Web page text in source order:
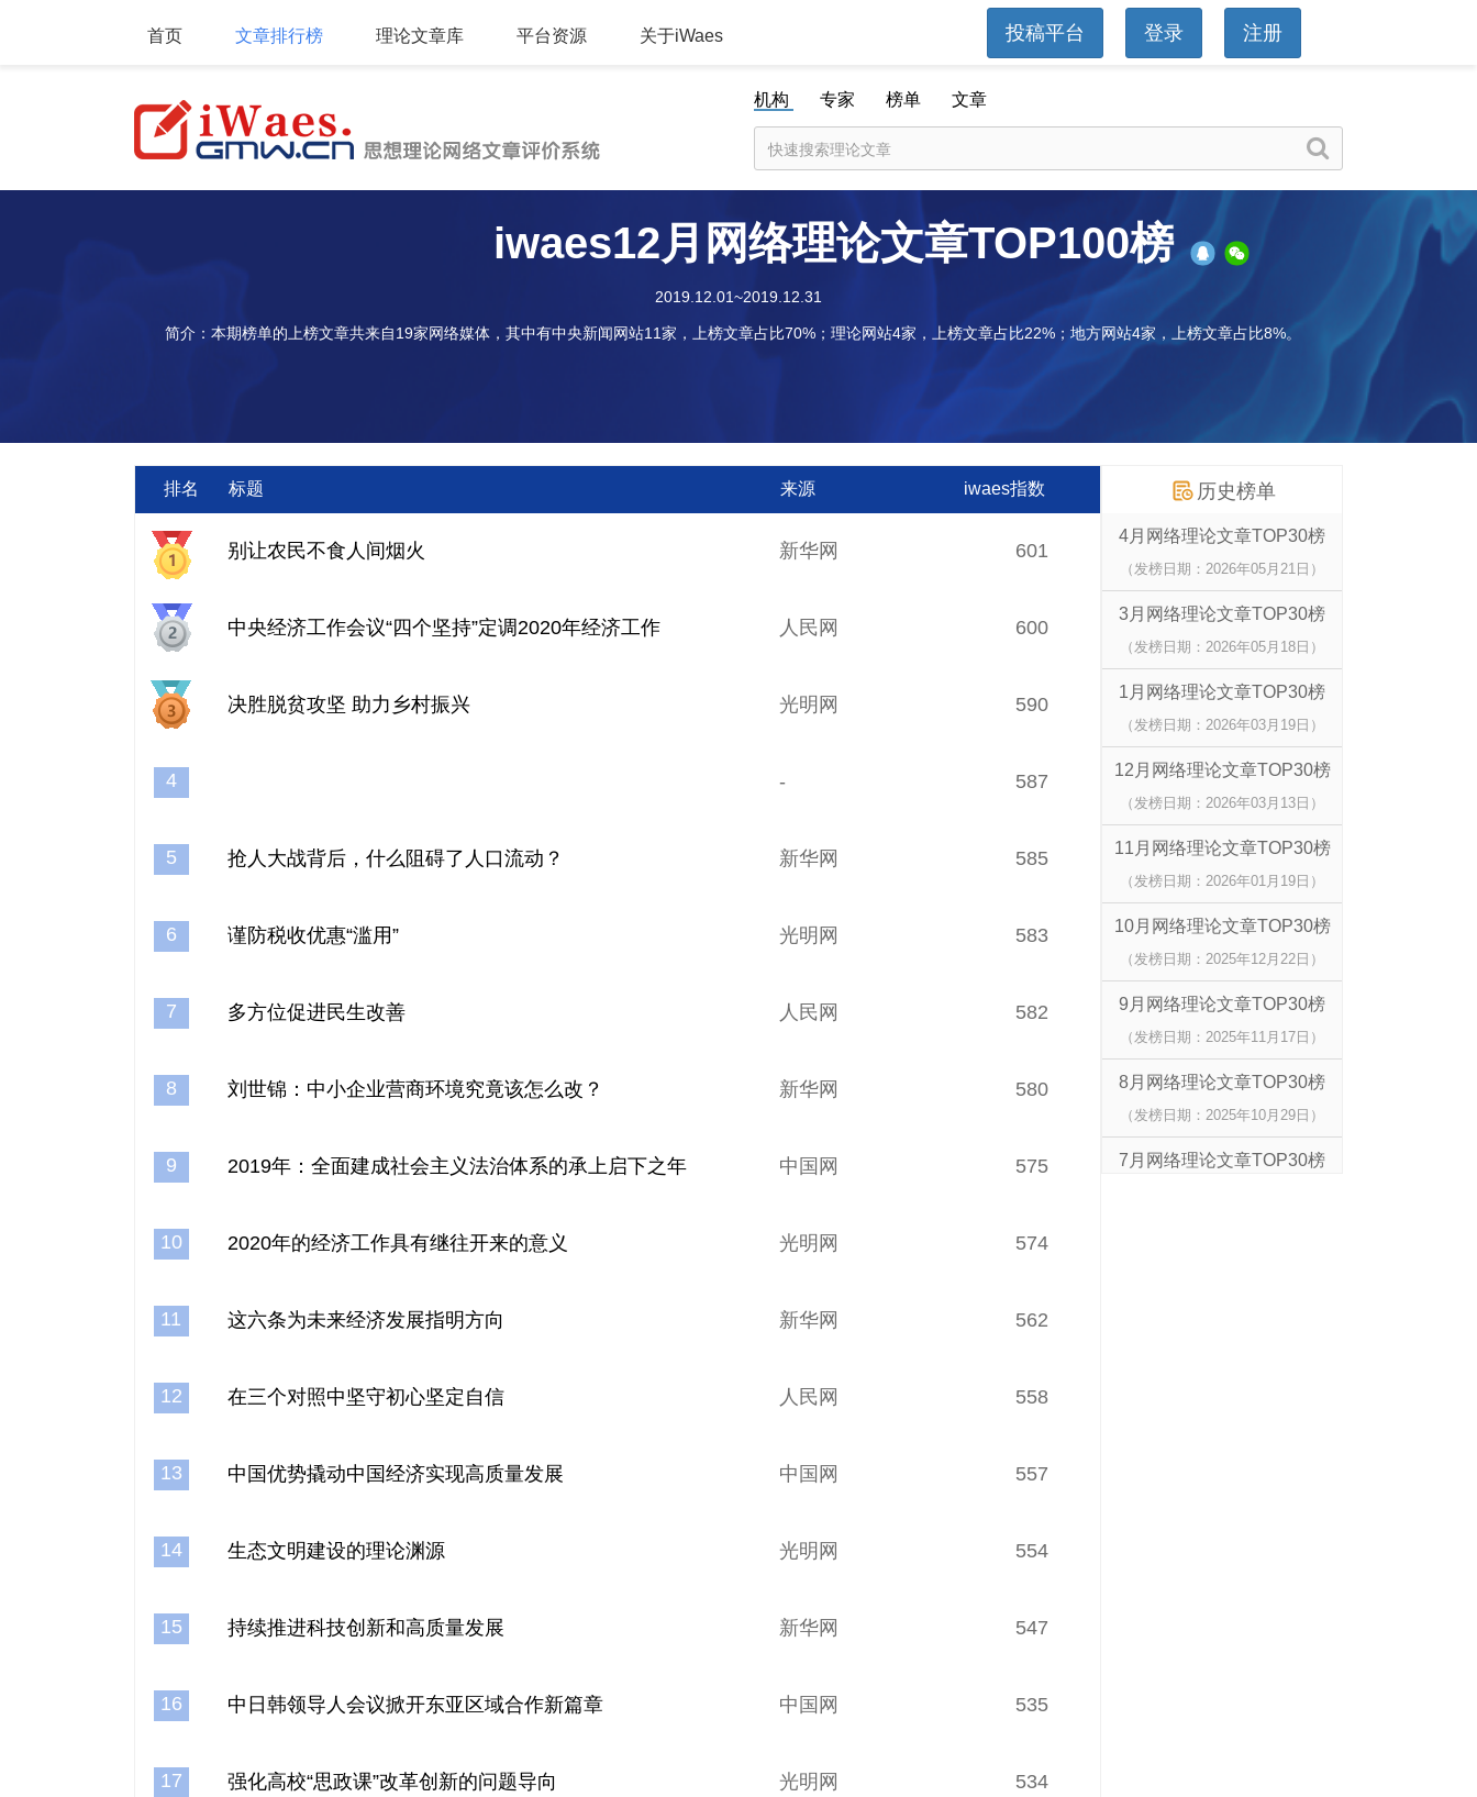
关于iWaes
平台资源
理论文章库
文章排行榜
首页 注册
登录
投稿平台
机构 专家 榜单 文章
iwaes12月网络理论文章TOP100榜
2019.12.01~2019.12.31
简介：本期榜单的上榜文章共来自19家网络媒体，其中有中央新闻网站11家，上榜文章占比70%；理论网站4家，上榜文章占比22%；地方网站4家，上榜文章占比8%。
排名 标题 来源 iwaes指数
别让农民不食人间烟火 新华网 601
中央经济工作会议“四个坚持”定调2020年经济工作 人民网 600
决胜脱贫攻坚 助力乡村振兴 光明网 590
4 - 587
5 抢人大战背后，什么阻碍了人口流动？ 新华网 585
6 谨防税收优惠“滥用” 光明网 583
7 多方位促进民生改善 人民网 582
8 刘世锦：中小企业营商环境究竟该怎么改？ 新华网 580
9 2019年：全面建成社会主义法治体系的承上启下之年 中国网 575
10 2020年的经济工作具有继往开来的意义 光明网 574
11 这六条为未来经济发展指明方向 新华网 562
12 在三个对照中坚守初心坚定自信 人民网 558
13 中国优势撬动中国经济实现高质量发展 中国网 557
14 生态文明建设的理论渊源 光明网 554
15 持续推进科技创新和高质量发展 新华网 547
16 中日韩领导人会议掀开东亚区域合作新篇章 中国网 535
17 强化高校“思政课”改革创新的问题导向 光明网 534
历史榜单
4月网络理论文章TOP30榜
（发榜日期：2026年05月21日）
3月网络理论文章TOP30榜
（发榜日期：2026年05月18日）
1月网络理论文章TOP30榜
（发榜日期：2026年03月19日）
12月网络理论文章TOP30榜
（发榜日期：2026年03月13日）
11月网络理论文章TOP30榜
（发榜日期：2026年01月19日）
10月网络理论文章TOP30榜
（发榜日期：2025年12月22日）
9月网络理论文章TOP30榜
（发榜日期：2025年11月17日）
8月网络理论文章TOP30榜
（发榜日期：2025年10月29日）
7月网络理论文章TOP30榜